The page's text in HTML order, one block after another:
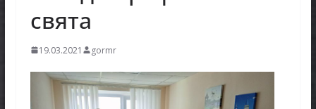
свята
19.03.2021 gormr